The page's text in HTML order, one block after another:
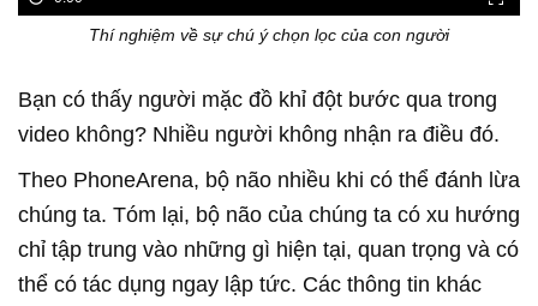
Thí nghiệm về sự chú ý chọn lọc của con người
chúng ta. Tóm lại, bộ não của chúng ta có xu hướng
chỉ tập trung vào những gì hiện tại, quan trọng và có
thể có tác dụng ngay lập tức. Các thông tin khác